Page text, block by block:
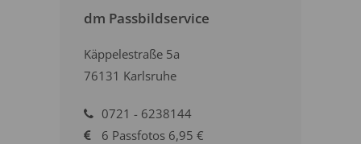
dm Passbildservice
Käppelestraße 5a
76131 Karlsruhe
0721 - 6238144
6 Passfotos 6,95 €